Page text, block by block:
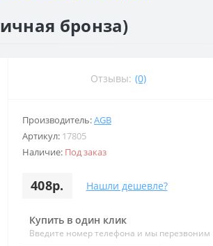
бронза)
Отзывы: (0)
Производитель:AGB
Артикул: 17805
Наличие: Под заказ
408р. Нашли дешевле?
Купить в один клик
Введите номер телефона и мы перезвоним